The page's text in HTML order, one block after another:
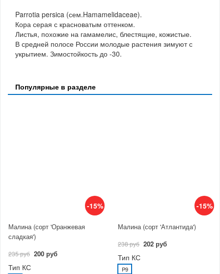
Parrotia persica (сем.Hamamelidaceae).
Кора серая с красноватым оттенком.
Листья, похожие на гамамелис, блестящие, кожистые.
В средней полосе России молодые растения зимуют с
укрытием. Зимостойкость до -30.
Популярные в разделе
-15%
Малина (сорт 'Оранжевая
сладкая')
235 руб 200 руб
Тип КС
-15%
Малина (сорт 'Атлантида')
238 руб 202 руб
Тип КС
P9